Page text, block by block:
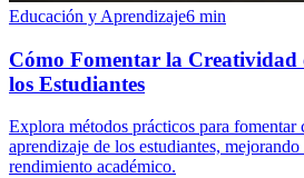
Educación y Aprendizaje6 min
Cómo Fomentar la Creatividad
los Estudiantes
Explora métodos prácticos para fomentar
aprendizaje de los estudiantes,
rendimiento académico.